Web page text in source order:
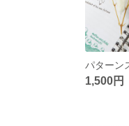
1,500円